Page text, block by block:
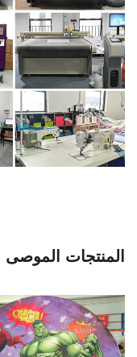
المنتجات الموصى